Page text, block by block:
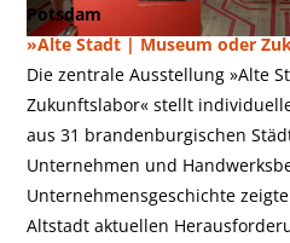
Potsdam
»Alte Stadt | Museum oder
Die zentrale Ausstellung »Alte
Zukunftslabor« stellt
aus 31 brandenburgischen
Unternehmen und
Unternehmensgeschichte
Altstadt aktuellen